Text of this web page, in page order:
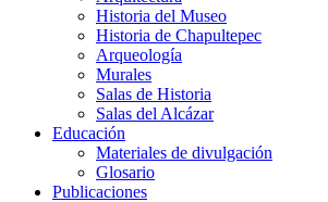
Historia del Museo
Historia de Chapultepec
Arqueología
Murales
Salas de Historia
Salas del Alcázar
Educación
Materiales de divulgación
Glosario
Publicaciones